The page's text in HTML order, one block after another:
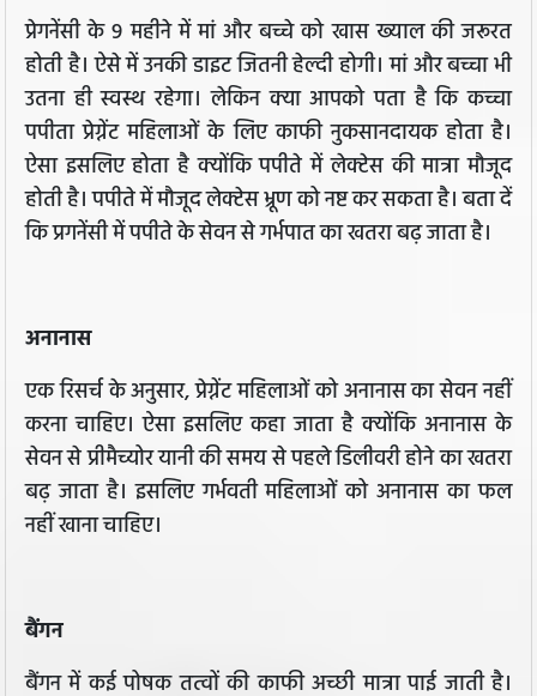
प्रेगनेंसी के 9 महीने में मां और बच्चे को खास ख्याल की जरूरत
होती है। ऐसे में उनकी डाइट जितनी हेल्दी होगी। मां और बच्चा भी
उतना ही स्वस्थ रहेगा। लेकिन क्या आपको पता है कि कच्चा
पपीता प्रेग्नेंट महिलाओं के लिए काफी नुकसानदायक होता है।
ऐसा इसलिए होता है क्योंकि पपीते में लेक्टेस की मात्रा मौजूद
होती है। पपीते में मौजूद लेक्टेस भ्रूण को नष्ट कर सकता है। बता दें
कि प्रगनेंसी में पपीते के सेवन से गर्भपात का खतरा बढ़ जाता है।
अनानास
एक रिसर्च के अनुसार, प्रेग्नेंट महिलाओं को अनानास का सेवन नहीं
करना चाहिए। ऐसा इसलिए कहा जाता है क्योंकि अनानास के
सेवन से प्रीमैच्योर यानी की समय से पहले डिलीवरी होने का खतरा
बढ़ जाता है। इसलिए गर्भवती महिलाओं को अनानास का फल
नहीं खाना चाहिए।
बैंगन
बैंगन में कई पोषक तत्वों की काफी अच्छी मात्रा पाई जाती है।